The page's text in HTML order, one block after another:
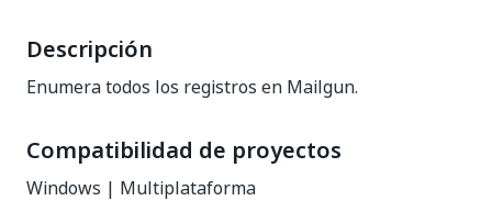
Descripción
Enumera todos los registros en Mailgun.
Compatibilidad de proyectos
Windows | Multiplataforma